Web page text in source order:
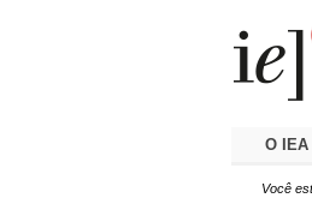
O IEA
Você